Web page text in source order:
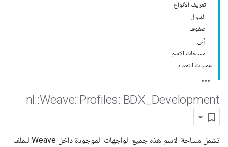
تعريف الأنواع
الدوال
صفوف
بُنى
مساحات الاسم
عمليات التعداد
nl ::Weave::Profiles::BDX Development
تشمل مساحة الاسم هذه جميع الواجهات الموجودة داخل Weave للملف